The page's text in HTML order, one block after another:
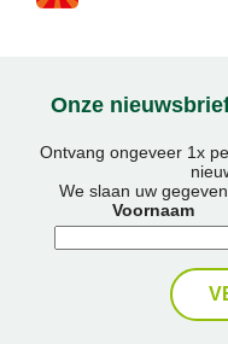
Onze
Ontvang ongeveer 1x
We slaan uw
Voornaam